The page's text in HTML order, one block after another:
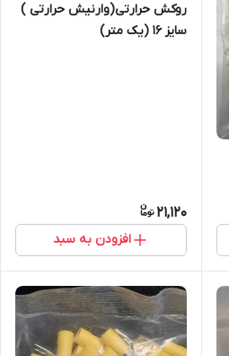
روکش حرارتی(وارنیش حرارتی )
سایز 16 (یک متر)
21,120
افزودن به سبد